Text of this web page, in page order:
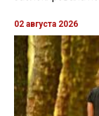
02 августа 2026